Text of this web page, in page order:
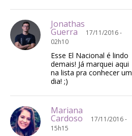
Jonathas
Guerra
17/11/2016 -
02h10
Esse El Nacional é lindo
demais! Já marquei aqui
na lista pra conhecer um
dia! ;)
Mariana
Cardoso
17/11/2016 -
15h15